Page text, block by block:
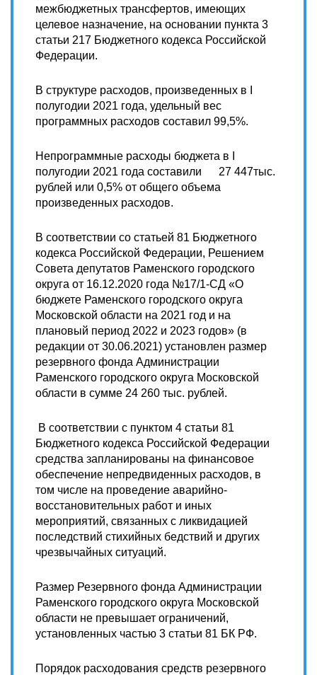
межбюджетных трансфертов, имеющих
целевое назначение, на основании пункта 3
статьи 217 Бюджетного кодекса Российской
Федерации.
В структуре расходов, произведенных в I
полугодии 2021 года, удельный вес
программных расходов составил 99,5%.
Непрограммные расходы бюджета в I
полугодии 2021 года составили 27 447тыс.
рублей или 0,5% от общего объема
произведенных расходов.
В соответствии со статьей 81 Бюджетного
кодекса Российской Федерации, Решением
Совета депутатов Раменского городского
округа от 16.12.2020 года №17/1-СД «О
бюджете Раменского городского округа
Московской области на 2021 год и на
плановый период 2022 и 2023 годов» (в
редакции от 30.06.2021) установлен размер
резервного фонда Администрации
Раменского городского округа Московской
области в сумме 24 260 тыс. рублей.
В соответствии с пунктом 4 статьи 81
Бюджетного кодекса Российской Федерации
средства запланированы на финансовое
обеспечение непредвиденных расходов, в
том числе на проведение аварийно-
восстановительных работ и иных
мероприятий, связанных с ликвидацией
последствий стихийных бедствий и других
чрезвычайных ситуаций.
Размер Резервного фонда Администрации
Раменского городского округа Московской
области не превышает ограничений,
установленных частью 3 статьи 81 БК РФ.
Порядок расходования средств резервного